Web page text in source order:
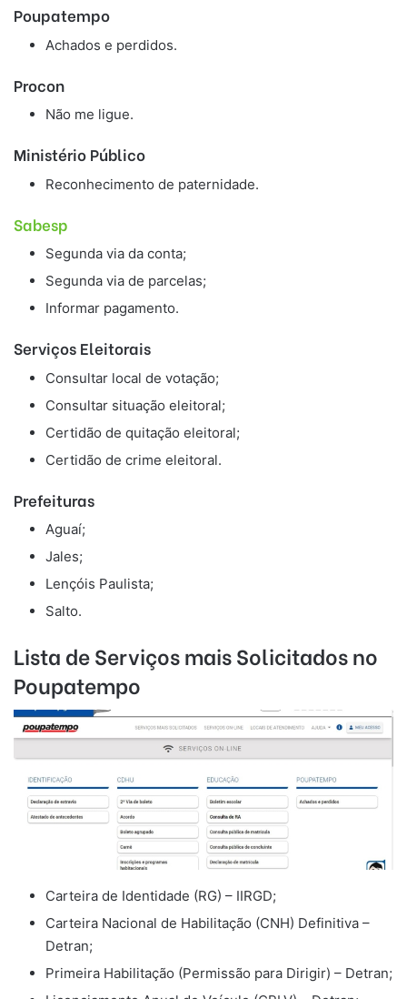
Poupatempo
Achados e perdidos.
Procon
Não me ligue.
Ministério Público
Reconhecimento de paternidade.
Sabesp
Segunda via da conta;
Segunda via de parcelas;
Informar pagamento.
Serviços Eleitorais
Consultar local de votação;
Consultar situação eleitoral;
Certidão de quitação eleitoral;
Certidão de crime eleitoral.
Prefeituras
Aguaí;
Jales;
Lençóis Paulista;
Salto.
Lista de Serviços mais Solicitados no
Poupatempo
Carteira de Identidade (RG) – IIRGD;
Carteira Nacional de Habilitação (CNH) Definitiva –
Detran;
Primeira Habilitação (Permissão para Dirigir) – Detran;